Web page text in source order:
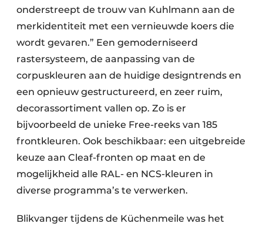
onderstreept de trouw van Kuhlmann aan de
merkidentiteit met een vernieuwde koers die
wordt gevaren.” Een gemoderniseerd
rastersysteem, de aanpassing van de
corpuskleuren aan de huidige designtrends en
een opnieuw gestructureerd, en zeer ruim,
decorassortiment vallen op. Zo is er
bijvoorbeeld de unieke Free-reeks van 185
frontkleuren. Ook beschikbaar: een uitgebreide
keuze aan Cleaf-fronten op maat en de
mogelijkheid alle RAL- en NCS-kleuren in
diverse programma’s te verwerken.
Blikvanger tijdens de Küchenmeile was het